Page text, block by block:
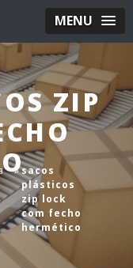
MENU
ZIP
»sacos
plásticos
zip lock
com fecho
hermético